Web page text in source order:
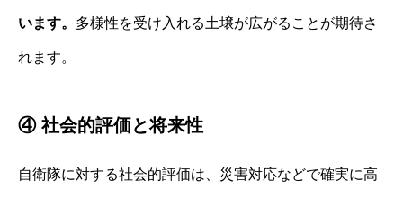
います。 多様性を受け入れる土壌が広がることが期待さ
れます。
④ 社会的評価と将来性
自衛隊に対する社会的評価は、災害対応などで確実に高